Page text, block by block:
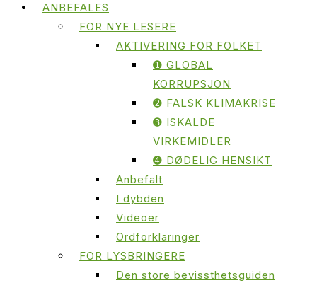
ANBEFALES
FOR NYE LESERE
AKTIVERING FOR FOLKET
➊ GLOBAL
KORRUPSJON
➋ FALSK KLIMAKRISE
➌ ISKALDE
VIRKEMIDLER
➍ DØDELIG HENSIKT
Anbefalt
I dybden
Videoer
Ordforklaringer
FOR LYSBRINGERE
Den store bevissthetsguiden